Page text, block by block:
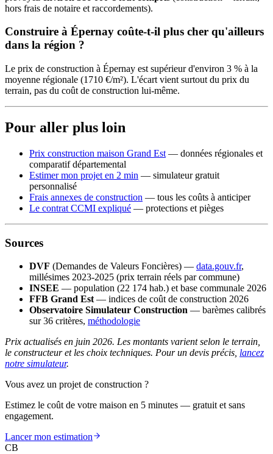
hors frais de notaire et raccordements).
Construire à Épernay coûte-t-il plus cher qu'ailleurs
dans la région ?
Le prix de construction à Épernay est supérieur d'environ 3 % à la
moyenne régionale (1710 €/m²). L'écart vient surtout du prix du
terrain, pas du coût de construction lui-même.
Pour aller plus loin
Prix construction maison Grand Est — données régionales et
comparatif départemental
Estimer mon projet en 2 min — simulateur gratuit
personnalisé
Frais annexes de construction — tous les coûts à anticiper
Le contrat CCMI expliqué — protections et pièges
Sources
DVF (Demandes de Valeurs Foncières) — data.gouv.fr,
millésimes 2023-2025 (prix terrain réels par commune)
INSEE — population (22 174 hab.) et base communale 2026
FFB Grand Est— indices de coût de construction 2026
Observatoire Simulateur Construction — barèmes calibrés
sur 36 critères, méthodologie
Prix actualisés en juin 2026. Les montants varient selon le terrain,
le constructeur et les choix techniques. Pour un devis précis, lancez
notre simulateur.
Vous avez un projet de construction ?
Estimez le coût de votre maison en 5 minutes — gratuit et sans
engagement.
Lancer mon estimation
CB